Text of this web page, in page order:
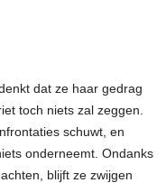
dat ze haar gedrag
toch niets zal zeggen.
schuwt, en
onderneemt. Ondanks
blijft ze zwijgen